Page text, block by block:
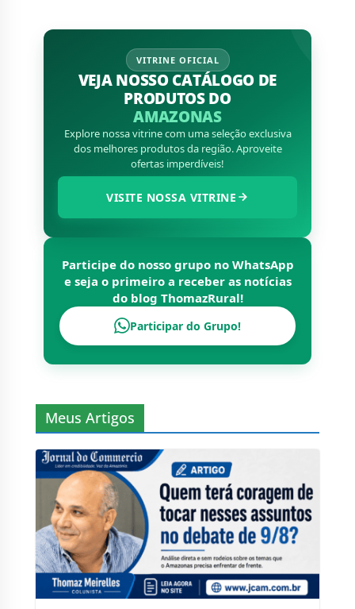
VITRINE OFICIAL
VEJA NOSSO CATÁLOGO DE
PRODUTOS DO
AMAZONAS
Explore nossa vitrine com uma seleção exclusiva
dos melhores produtos da região. Aproveite
ofertas imperdíveis!
VISITE NOSSA VITRINE
Participe do nosso grupo no WhatsApp
e seja o primeiro a receber as notícias
do blog ThomazRural!
Participar do Grupo!
Meus Artigos